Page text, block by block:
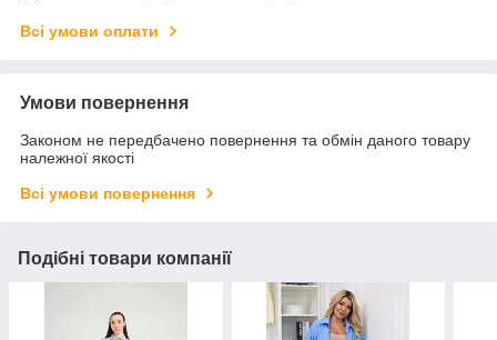
Всі умови оплати
Умови повернення
Законом не передбачено повернення та обмін даного товару
належної якості
Всі умови повернення
Подібні товари компанії